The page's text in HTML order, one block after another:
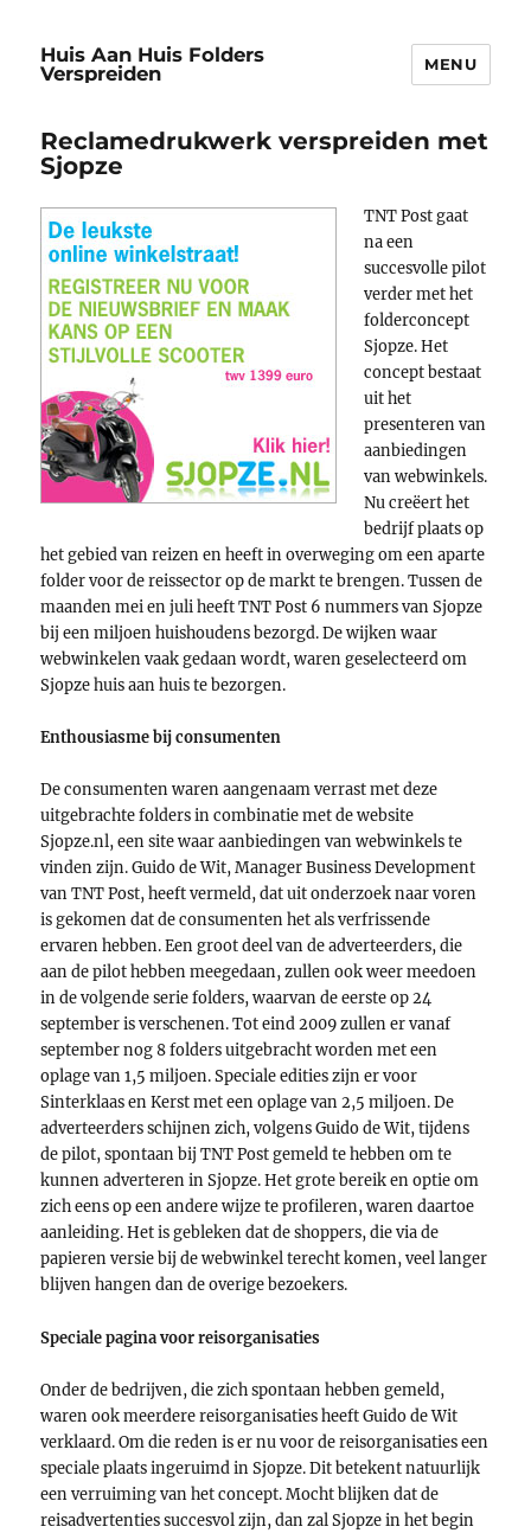
Huis Aan Huis Folders
Verspreiden
MENU
Reclamedrukwerk verspreiden met
Sjopze
TNT Post gaat
na een
succesvolle pilot
verder met het
folderconcept
Sjopze.Het
concept bestaat
uit het
presenteren van
aanbiedingen
van webwinkels.
Nu creëert het
bedrijf plaats op
het gebied van reizen en heeft in overweging om een aparte
folder voor de reissector op de markt te brengen. Tussen de
maanden mei en juli heeft TNT Post 6 nummers van Sjopze
bij een miljoen huishoudens bezorgd. De wijken waar
webwinkelen vaak gedaan wordt, waren geselecteerd om
Sjopze huis aan huis te bezorgen.
Enthousiasme bij consumenten
De consumenten waren aangenaam verrast met deze
uitgebrachte folders in combinatie met de website
Sjopze.nl, een site waar aanbiedingen van webwinkels te
vinden zijn. Guido de Wit, Manager Business Development
van TNT Post, heeft vermeld, dat uit onderzoek naar voren
is gekomen dat de consumenten het als verfrissende
ervaren hebben. Een groot deel van de adverteerders, die
aan de pilot hebben meegedaan, zullen ook weer meedoen
in de volgende serie folders, waarvan de eerste op 24
september is verschenen. Tot eind 2009 zullen er vanaf
september nog 8 folders uitgebracht worden met een
oplage van 1,5 miljoen. Speciale edities zijn er voor
Sinterklaas en Kerst met een oplage van 2,5 miljoen. De
adverteerders schijnen zich, volgens Guido de Wit, tijdens
de pilot, spontaan bij TNT Post gemeld te hebben om te
kunnen adverteren in Sjopze. Het grote bereik en optie om
zich eens op een andere wijze te profileren, waren daartoe
aanleiding. Het is gebleken dat de shoppers, die via de
papieren versie bij de webwinkel terecht komen, veel langer
blijven hangen dan de overige bezoekers.
Speciale pagina voor reisorganisaties
Onder de bedrijven, die zich spontaan hebben gemeld,
waren ook meerdere reisorganisaties heeft Guido de Wit
verklaard. Om die reden is er nu voor de reisorganisaties een
speciale plaats ingeruimd in Sjopze. Dit betekent natuurlijk
een verruiming van het concept. Mocht blijken dat de
reisadvertenties succesvol zijn, dan zal Sjopze in het begin